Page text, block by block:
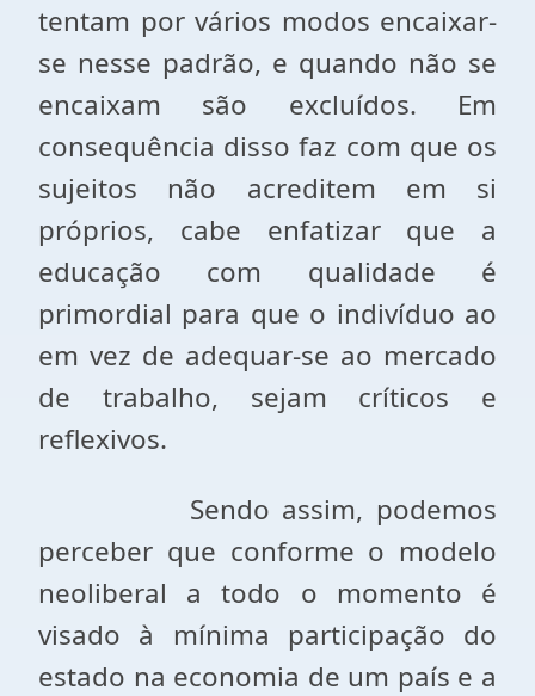
tentam por vários modos encaixar-
se nesse padrão, e quando não se
encaixam são excluídos. Em
consequência disso faz com que os
sujeitos não acreditem em si
próprios, cabe enfatizar que a
educação com qualidade é
primordial para que o indivíduo ao
em vez de adequar-se ao mercado
de trabalho, sejam críticos e
reflexivos.
Sendo assim, podemos
perceber que conforme o modelo
neoliberal a todo o momento é
visado à mínima participação do
estado na economia de um país e a